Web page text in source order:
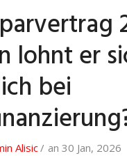
lohnt er
bei
Alisic an 30 Jan, 2026